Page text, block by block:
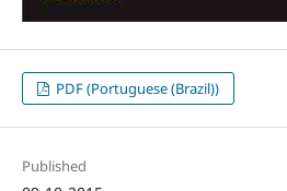
PDF (Portuguese (Brazil))
Published